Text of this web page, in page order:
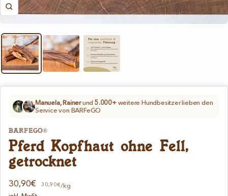
Zoom
Manuela, Rainerund 5.000+weitere Hundbesitzer lieben den
Service von BARFeGO
BARFEGO®
Pferd Kopfhaut ohne Fell,
getrocknet
Angebotspreis
30,90€ 30,90€/kg